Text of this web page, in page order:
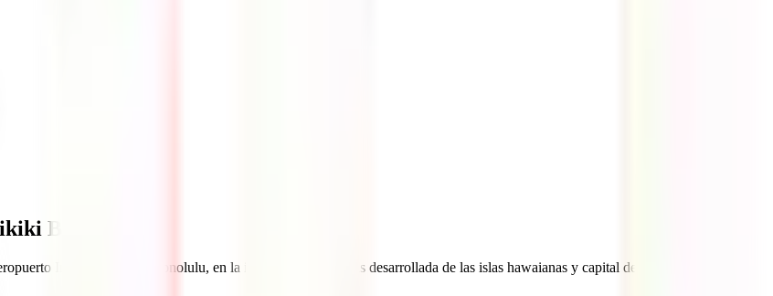
Beach
Internacional de Honolulu, en la isla de Oahu. La más desarrollada de las islas hawaianas y capital del estado, alberga la